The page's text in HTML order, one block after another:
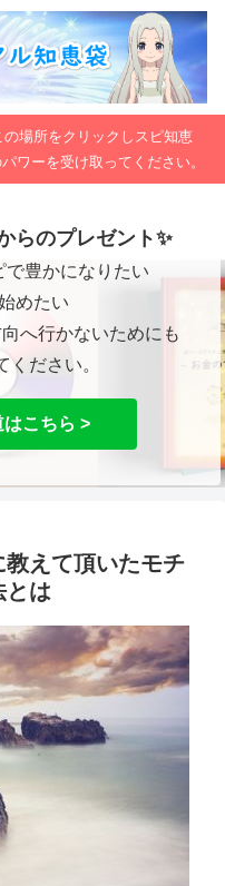
場所をクリックしスピ知恵
ワーを受け取ってください。
らのプレゼント✨
で豊かになりたい
めたい
へ行かないためにも
ください。
こちら >
えて頂いたモチ
とは